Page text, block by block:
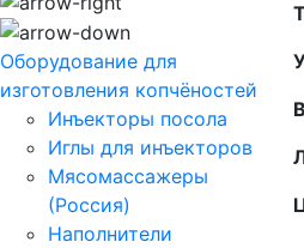
Оборудование для
изготовления копчёностей
Инъекторы посола
Иглы для инъекторов
Мясомассажеры
(Россия)
Наполнители